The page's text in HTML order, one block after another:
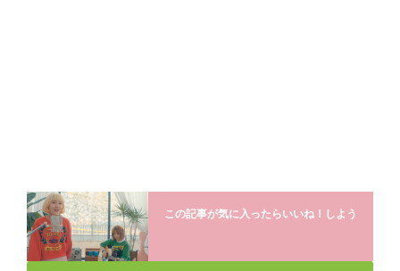
この記事が気に入ったらいいね！しよう